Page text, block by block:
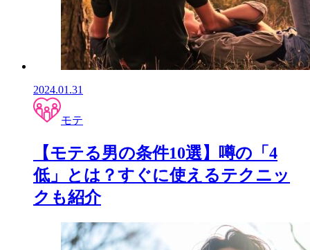
2024.01.31
モテ
【モテる男の条件10選】噂の「4
低」とは？すぐに使えるテクニッ
クも紹介